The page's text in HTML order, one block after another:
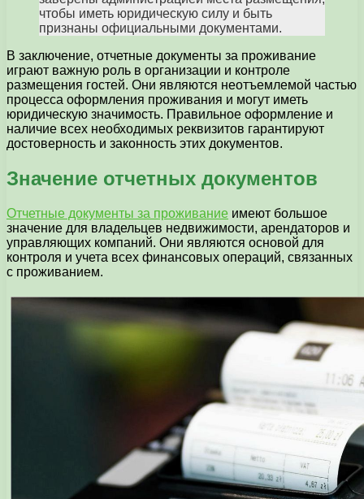
чтобы иметь юридическую силу и быть
признаны официальными документами.
В заключение, отчетные документы за проживание
играют важную роль в организации и контроле
размещения гостей. Они являются неотъемлемой частью
процесса оформления проживания и могут иметь
юридическую значимость. Правильное оформление и
наличие всех необходимых реквизитов гарантируют
достоверность и законность этих документов.
Значение отчетных документов
Отчетные документы за проживание имеют большое
значение для владельцев недвижимости, арендаторов и
управляющих компаний. Они являются основой для
контроля и учета всех финансовых операций, связанных
с проживанием.